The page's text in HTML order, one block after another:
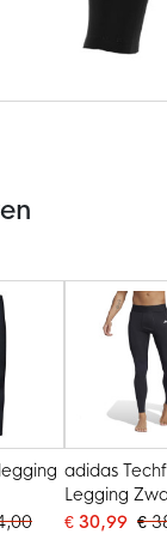
adidas
Legging
€ 30,99 €